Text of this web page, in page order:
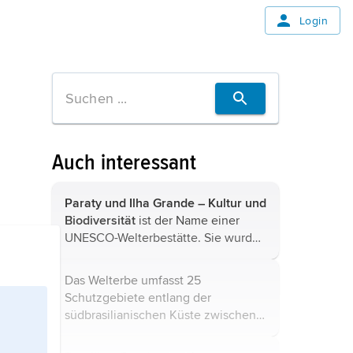
Login
Auch interessant
Paraty und Ilha Grande – Kultur und
Biodiversität ist der Name einer
UNESCO-Welterbestätte. Sie wurde
umfasst sechs Teilgebiete ...
Das Welterbe umfasst 25
Schutzgebiete entlang der
südbrasilianischen Küste zwischen
mit dem ursprünglichen atlantischen